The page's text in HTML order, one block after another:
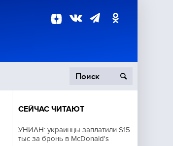
СЕЙЧАС ЧИТАЮТ
УНИАН: украинцы заплатили $15
тыс за бронь в McDonald's